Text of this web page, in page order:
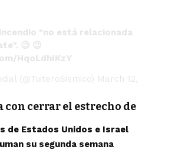
"no está relacionada
😉 😉
HqoLdhIKzY
(@TuiteroSismico) March 12,
con cerrar el estrecho de
de Estados Unidos e Israel
su segunda semana